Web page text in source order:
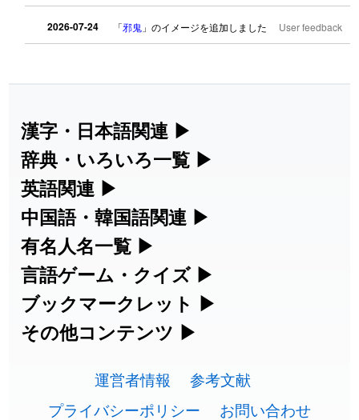
2026-07-24 「邪鬼 」のイメージを追加しました User feedback
2026-07-24 「誤算」のイメージを追加しました
2026-07-24
2026-07-24 「睦」のイメージを追加しました
2026-07-24 「利他」のイメージを追加しました
2026-07-24 「性」のイメージを追加しました
2026-07-24 「 」のイメージを追加しました User feedback
漢字・日本語関連 ▶
漢字の読み方検索、手書き入力、書き順
練習など、日本語学習に役立つツールを
集めています。
人名漢字辞典 - 読み方検索
手書き漢字入力
漢字の書き方・書き順 書き取り練習
ひらがなの書き方・書き順
辞典・いろいろ一覧 ▶
部首・画数別の漢字一覧、熟語辞典、地
名・駅名検索など、各種リファレンスツ
ールです。
部首画数別漢字一覧
常用漢字一覧
画数別なまえ漢字一覧
英語関連 ▶
カタカナ語・略語の意味検索、発音記
号、リスニング練習など英語学習ツール
です。
カタカナ語の意味・発音・類語辞典
英語の発音記号一覧
英単語リスニングテスト
中国語・韓国語関連 ▶
中国語のピンイン変換、韓国語の手書き
入力など、アジア言語学習ツールです。
手書き中国語入力 変換ツール
韓国語手書き入力
有名人名一覧 ▶
海外セレブやスポーツ選手の名前の読み
方・発音を確認できます。
海外有名人の苗字・名前一覧と発音
プレミアリーグ選手名一覧
言語ゲーム・クイズ ▶
四字熟語パズルや漢字クイズなど、楽し
みながら学べるゲームです。
有名人名前読みクイズ（毎日更新）
ブックマークレット ▶
ブラウザに登録して、どのサイトからで
す。
その他コンテンツ ▶
その他の便利ツールです。
運営者情報
参考文献
プライバシーポリシー
お問い合わせ